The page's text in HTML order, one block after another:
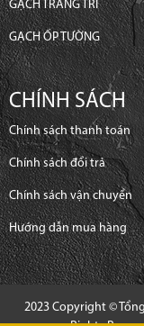
GẠCH TRANG TRÍ
GẠCH ỐP TƯỜNG
CHÍNH SÁCH
Chính sách thanh toán
Chính sách đổi trả
Chính sách vận chuyển
Hướng dẫn mua hàng
2023 Copyright © Tổng